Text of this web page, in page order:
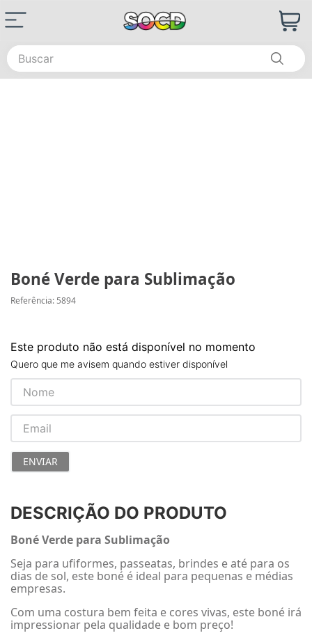
Buscar
Boné Verde para Sublimação
Referência: 5894
Este produto não está disponível no momento
Quero que me avisem quando estiver disponível
ENVIAR
DESCRIÇÃO DO PRODUTO
Boné Verde para Sublimação
Seja para ufiformes, passeatas, brindes e até para os
dias de sol, este boné é ideal para pequenas e médias
empresas.
Com uma costura bem feita e cores vivas, este boné irá
impressionar pela qualidade e bom preço!